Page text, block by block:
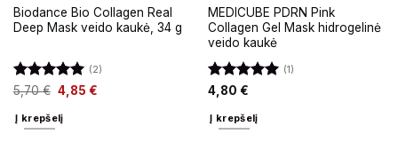
Biodance Bio Collagen Real
Deep Mask veido kaukė, 34 g
Įvertinimas:
(2)
5,70€ 4,85 €
Į krepšelį
MEDICUBE PDRN Pink
Collagen Gel Mask hidrogelinė
veido kaukė
Įvertinimas:
(1)
4,80 €
Į krepšelį